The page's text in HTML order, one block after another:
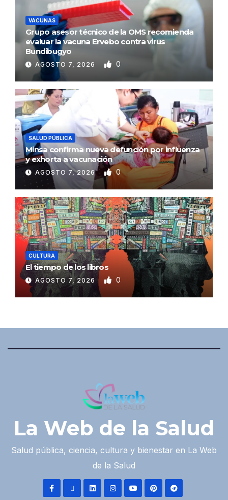
VACUNAS
Grupo asesor técnico de la OMS recomienda
evaluar la vacuna Ervebo contra virus
Bundibugyo
AGOSTO 7, 2026 0
SALUD PÚBLICA
Minsa confirma nueva defunción por influenza
y exhorta a vacunación
AGOSTO 7, 2026 0
CULTURA
El tiempo de los libros
AGOSTO 7, 2026 0
La Web de la Salud
Salud pública, ciencia, cultura y bienestar en La Web
de la Salud